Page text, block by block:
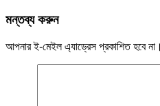
মন্তব্য করুন
আপনার ই-মেইল এ্যাড্রেস প্রকাশিত হবে না।